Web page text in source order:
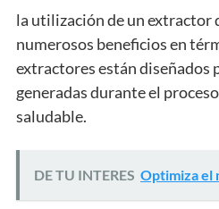
la utilización de un extractor
numerosos beneficios en
extractores están diseñados
generadas durante el
saludable.
DE TU INTERES Optimiza el